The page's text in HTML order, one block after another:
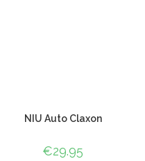
NIU Auto Claxon
€29.95